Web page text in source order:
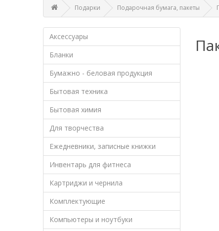
Подарки Подарочная бумага, пакеты
Аксессуары
Бланки
Бумажно - беловая продукция
Бытовая техника
Бытовая химия
Для творчества
Ежедневники, записные книжки
Инвентарь для фитнеса
Картриджи и чернила
Комплектующие
Компьютеры и ноутбуки